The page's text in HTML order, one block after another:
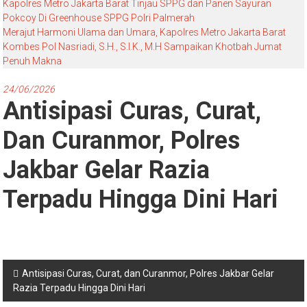
Kapolres Metro Jakarta Barat Tinjau SPPG dan Panen Sayuran
Pokcoy Di Greenhouse SPPG Polri Palmerah
Merajut Harmoni Ulama dan Umara, Kapolres Metro Jakarta Barat
Kombes Pol Nasriadi, S.H., S.I.K., M.H Sampaikan Khotbah Jumat
Penuh Makna
24/06/2026
Antisipasi Curas, Curat,
Dan Curanmor, Polres
Jakbar Gelar Razia
Terpadu Hingga Dini Hari
Navigasi
pos
Antisipasi Curas, Curat, dan Curanmor, Polres Jakbar Gelar
Razia Terpadu Hingga Dini Hari